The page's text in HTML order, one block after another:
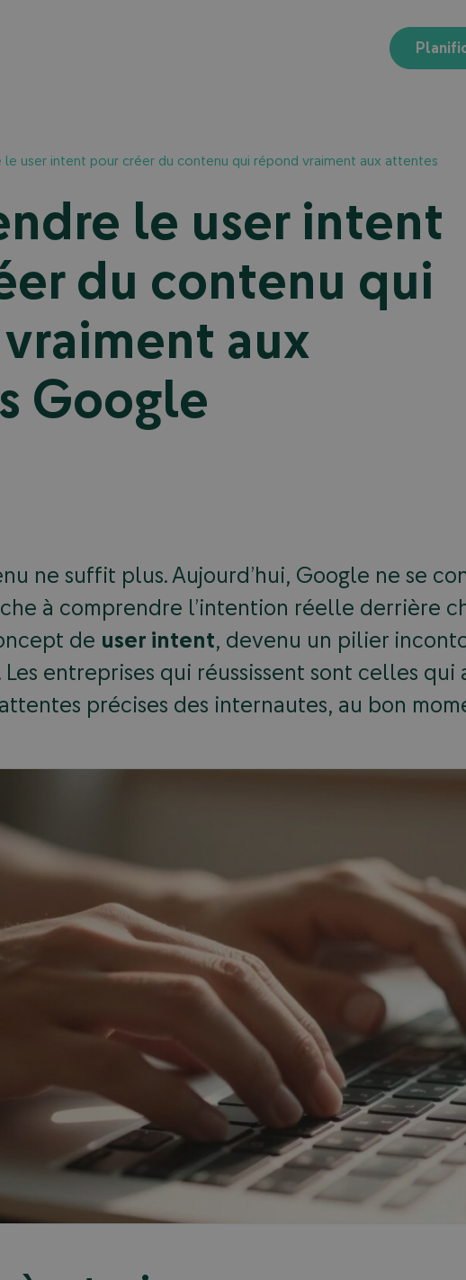
le user intent pour créer du contenu qui répond vraiment aux attentes
le user intent
du contenu qui
aux
Google
ne suffit plus. Aujourd’hui, Google ne se
à comprendre l’intention réelle derrière
de user intent, devenu un pilier
Les entreprises qui réussissent sont celles
précises des internautes, au bon